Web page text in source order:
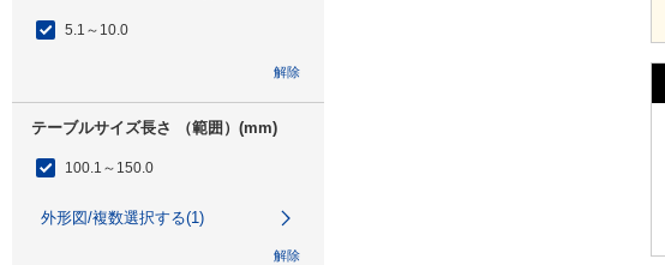
5.1～10.0
解除
テーブルサイズ長さ （範囲）(mm)
100.1～150.0
外形図/複数選択する(1)
解除